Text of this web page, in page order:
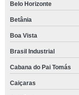
Belo Horizonte
Betânia
Boa Vista
Brasil Industrial
Cabana do Pai Tomás
Caiçaras